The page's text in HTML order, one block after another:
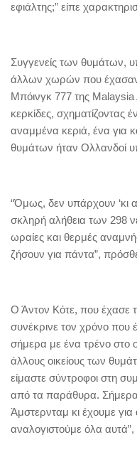
εφιάλτης;” είπε
Συγγενείς των θυμάτων,
άλλων χωρών που έχασαν
Μπόινγκ 777 της Malaysia
κερκίδες,
αναμμένα κεριά, ένα για
θυμάτων ήταν Ολλανδοί
“Όμως, δεν υπάρχουν ‘κι
σκληρή αλήθεια των 298
ωραίες και θερμές
ζήσουν για πάντα”,
Ο Άντον Κότε, που έχασε
συνέκρινε τον χρόνο που
σήμερα με ένα τρένο στο
άλλους οικείους των
είμαστε σύντροφοι στη
από τα παράθυρα.
Άμστερνταμ κι έχουμε
αναλογιστούμε όλα αυτά”,